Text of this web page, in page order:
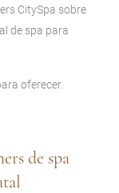
oferecer.
de spa